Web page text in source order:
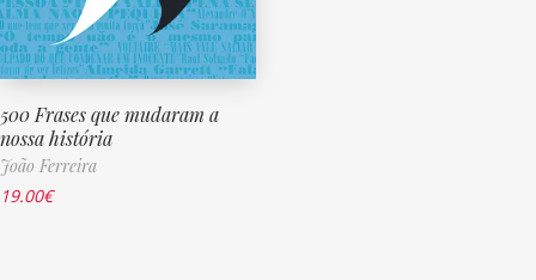
500 Frases que mudaram a
nossa história
João Ferreira
19.00€